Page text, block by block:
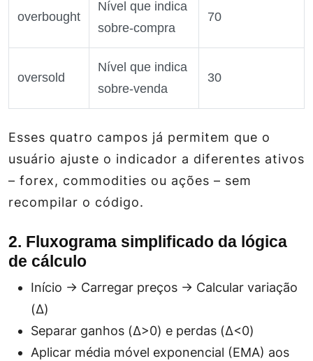
overbought
Nível que indica
sobre‑compra
70
oversold
Nível que indica
sobre‑venda
30
Esses quatro campos já permitem que o
usuário ajuste o indicador a diferentes ativos
– forex, commodities ou ações – sem
recompilar o código.
2. Fluxograma simplificado da lógica
de cálculo
Início → Carregar preços → Calcular variação
(Δ)
Separar ganhos (Δ>0) e perdas (Δ<0)
Aplicar média móvel exponencial (EMA) aos